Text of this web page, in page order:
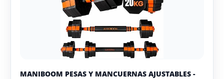
MANIBOOM PESAS Y MANCUERNAS AJUSTABLES -